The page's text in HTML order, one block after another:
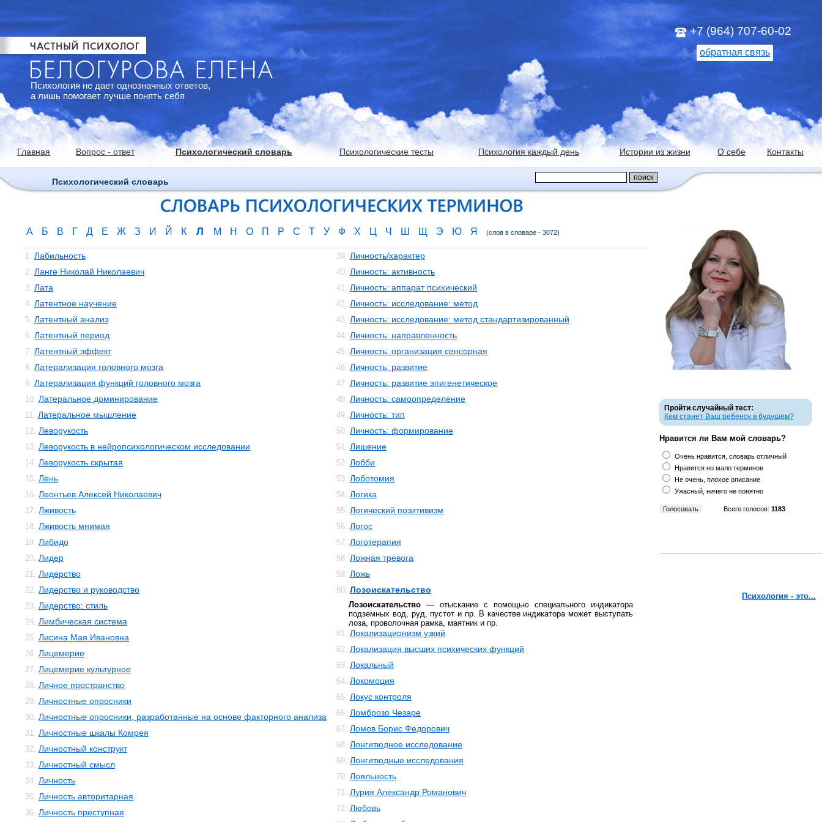
Психология не дает однозначных ответов,
а лишь помогает лучше понять себя
+7 (964) 707-60-02
обратная связь
Главная Вопрос - ответ Психологический словарь Психологические тесты Психология каждый день Истории из жизни О себе Контакты
Психологический словарь
А Б В Г Д Е Ж З И Й К Л М Н О П Р С Т У Ф Х Ц Ч Ш Щ Э Ю Я (слов в словаре - 3072)
1. Лабильность
2. Ланге Николай Николаевич
3. Лата
4. Латентное научение
5. Латентный анализ
6. Латентный период
7. Латентный эффект
8. Латерализация головного мозга
9. Латерализация функций головного мозга
10. Латеральное доминирование
11. Латеральное мышление
12. Леворукость
13. Леворукость в нейропсихологическом исследовании
14. Леворукость скрытая
15. Лень
16. Леонтьев Алексей Николаевич
17. Лживость
18. Лживость мнимая
19. Либидо
20. Лидер
21. Лидерство
22. Лидерство и руководство
23. Лидерство: стиль
24. Лимбическая система
25. Лисина Мая Ивановна
26. Лицемерие
27. Лицемерие культурное
28. Личное пространство
29. Личностные опросники
30. Личностные опросники, разработанные на основе факторного анализа
31. Личностные шкалы Комрея
32. Личностный конструкт
33. Личностный смысл
34. Личность
35. Личность авторитарная
36. Личность преступная
39. Личность/характер
40. Личность: активность
41. Личность: аппарат психический
42. Личность: исследование: метод
43. Личность: исследование: метод стандартизированный
44. Личность: направленность
45. Личность: организация сенсорная
46. Личность: развитие
47. Личность: развитие эпигенетическое
48. Личность: самоопределение
49. Личность: тип
50. Личность: формирование
51. Лишение
52. Лобби
53. Лоботомия
54. Логика
55. Логический позитивизм
56. Логос
57. Логотерапия
58. Ложная тревога
59. Ложь
60. Лозоискательство
Лозоискательство — отыскание с помощью специального индикатора
подземных вод, руд, пустот и пр. В качестве индикатора может выступать
лоза, проволочная рамка, маятник и пр.
61. Локализационизм узкий
62. Локализация высших психических функций
63. Локальный
64. Локомоция
65. Локус контроля
66. Ломброзо Чезаре
67. Ломов Борис Федорович
68. Лонгитюдное исследование
69. Лонгитюдные исследования
70. Лояльность
71. Лурия Александр Романович
72. Любовь
Пройти случайный тест:
Кем станет Ваш ребенок в будущем?
Нравится ли Вам мой словарь?
Очень нравится, словарь отличный
Нравится но мало терминов
Не очень, плохое описание
Ужасный, ничего не понятно
Всего голосов: 1183
Психология - это...